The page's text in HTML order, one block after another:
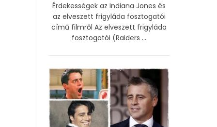
Érdekességek az Indiana Jones és
az elveszett frigyláda fosztogatói
című filmről Az elveszett frigyláda
fosztogatói (Raiders ...